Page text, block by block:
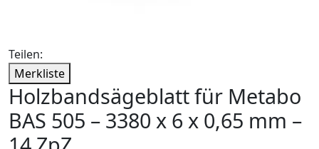
Teilen:
Merkliste
Holzbandsägeblatt für Metabo
BAS 505 – 3380 x 6 x 0,65 mm –